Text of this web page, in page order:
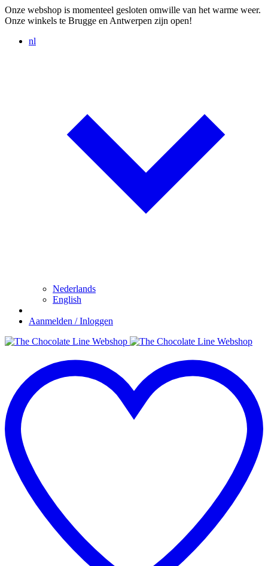
Onze webshop is momenteel gesloten omwille van het warme weer.
Onze winkels te Brugge en Antwerpen zijn open!
nl
Nederlands
English
Aanmelden / Inloggen